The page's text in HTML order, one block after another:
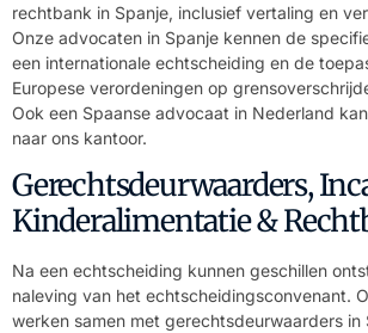
rechtbank in Spanje, inclusief vertaling en
Onze advocaten in Spanje kennen de
een internationale echtscheiding en de
Europese verordeningen op
Ook een Spaanse advocaat in Nederland
naar ons kantoor.
Gerechtsdeurwaarders,
Kinderalimentatie &
Na een echtscheiding kunnen geschillen
naleving van het echtscheidingsconvenant.
werken samen met gerechtsdeurwaarders in